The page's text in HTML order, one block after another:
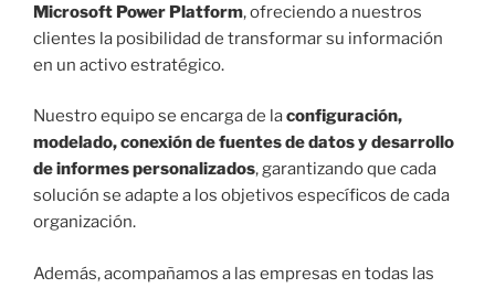
Microsoft Power Platform, ofreciendo a nuestros
clientes la posibilidad de transformar su información
en un activo estratégico.
Nuestro equipo se encarga de laconfiguración,
modelado, conexión de fuentes de datos y desarrollo
de informes personalizados, garantizando que cada
solución se adapte a los objetivos específicos de cada
organización.
Además, acompañamos a las empresas en todas las